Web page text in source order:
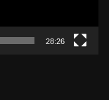
28:26